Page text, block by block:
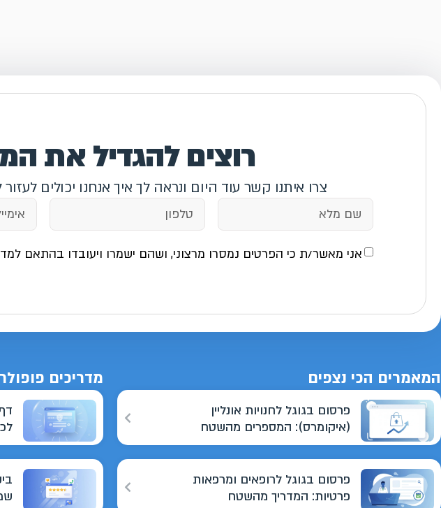
רוצים להגדיל את
צרו איתנו קשר עוד היום ונראה לך איך אנחנו יכולים
אני מאשר/ת כי הפרטים נמסרו מרצוני, ושהם ישמרו ויעובדו בהתאם
המאמרים הכי נצפים
פרסום בגוגל לחנויות אונליין
(איקומרס): המספרים מהשטח
פרסום בגוגל לרופאים ומרפאות
פרטיות: המדריך מהשטח
מדריכים